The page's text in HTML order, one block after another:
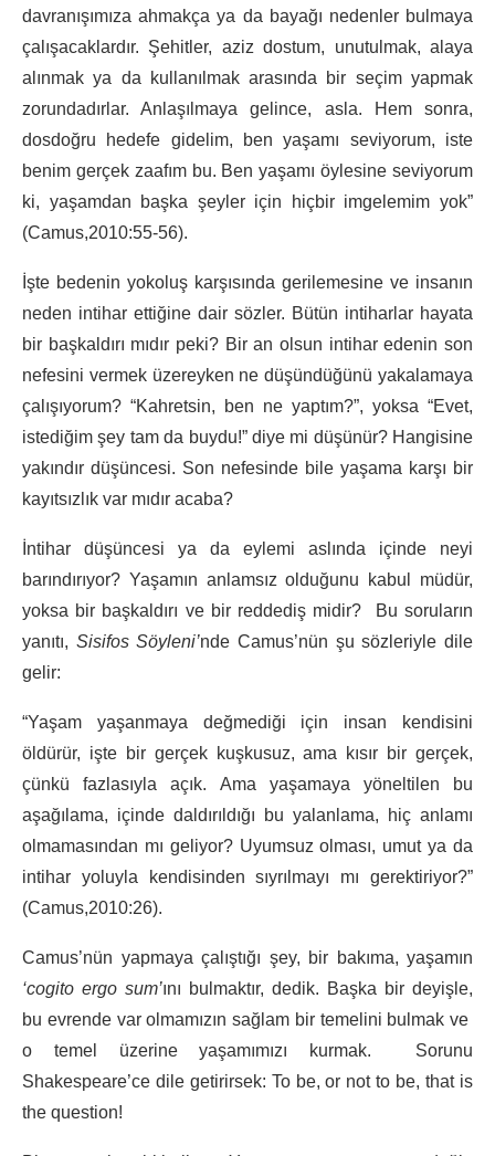
davranışımıza ahmakça ya da bayağı nedenler bulmaya
çalışacaklardır. Şehitler, aziz dostum, unutulmak, alaya
alınmak ya da kullanılmak arasında bir seçim yapmak
zorundadırlar. Anlaşılmaya gelince, asla. Hem sonra,
dosdoğru hedefe gidelim, ben yaşamı seviyorum, iste
benim gerçek zaafım bu. Ben yaşamı öylesine seviyorum
ki, yaşamdan başka şeyler için hiçbir imgelemim yok”
(Camus,2010:55-56).
İşte bedenin yokoluş karşısında gerilemesine ve insanın
neden intihar ettiğine dair sözler. Bütün intiharlar hayata
bir başkaldırı mıdır peki? Bir an olsun intihar edenin son
nefesini vermek üzereyken ne düşündüğünü yakalamaya
çalışıyorum? “Kahretsin, ben ne yaptım?”, yoksa “Evet,
istediğim şey tam da buydu!” diye mi düşünür? Hangisine
yakındır düşüncesi. Son nefesinde bile yaşama karşı bir
kayıtsızlık var mıdır acaba?
İntihar düşüncesi ya da eylemi aslında içinde neyi
barındırıyor? Yaşamın anlamsız olduğunu kabul müdür,
yoksa bir başkaldırı ve bir reddediş midir? Bu soruların
yanıtı, Sisifos Söyleni’nde Camus’nün şu sözleriyle dile
gelir:
“Yaşam yaşanmaya değmediği için insan kendisini
öldürür, işte bir gerçek kuşkusuz, ama kısır bir gerçek,
çünkü fazlasıyla açık. Ama yaşamaya yöneltilen bu
aşağılama, içinde daldırıldığı bu yalanlama, hiç anlamı
olmamasından mı geliyor? Uyumsuz olması, umut ya da
intihar yoluyla kendisinden sıyrılmayı mı gerektiriyor?”
(Camus,2010:26).
Camus’nün yapmaya çalıştığı şey, bir bakıma, yaşamın
‘cogito ergo sum’ını bulmaktır, dedik. Başka bir deyişle,
bu evrende var olmamızın sağlam bir temelini bulmak ve
o temel üzerine yaşamımızı kurmak. Sorunu
Shakespeare’ce dile getirirsek: To be, or not to be, that is
the question!